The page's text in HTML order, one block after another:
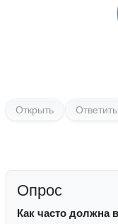
Открыть Ответить
Опрос
Как часто должна